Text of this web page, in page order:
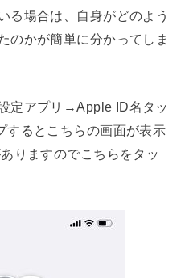
る場合は、自身がどのよう
のかが簡単に分かってしま
定アプリ→Apple ID名タッ
するとこちらの画面が表示
りますのでこちらをタッ